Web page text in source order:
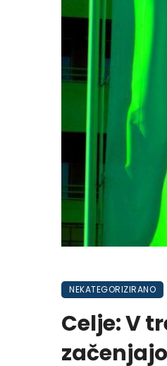
NEKATEGORIZIRANO
Celje: V